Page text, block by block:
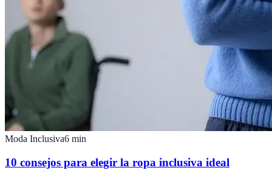
Moda Inclusiva6 min
10 consejos para elegir la ropa inclusiva ideal